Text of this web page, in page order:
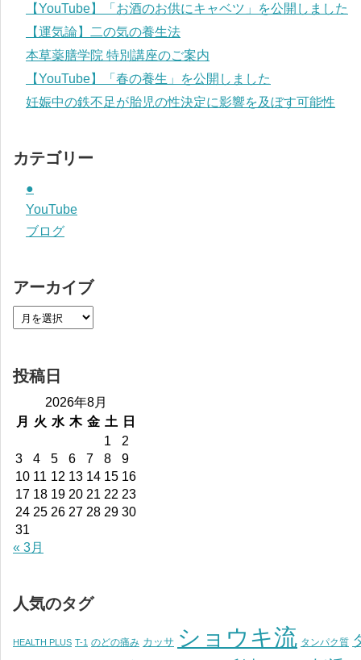
【YouTube】「お酒のお供にキャベツ」を公開しました
【運気論】二の気の養生法
本草薬膳学院 特別講座のご案内
【YouTube】「春の養生」を公開しました
妊娠中の鉄不足が胎児の性決定に影響を及ぼす可能性
カテゴリー
●
YouTube
ブログ
アーカイブ
投稿日
2026年8月
月
火 水 木 金 土
日
1
2
3
4 5 6 7 8
9
10 11 12 13 14 15 16
17 18 19 20 21 22 23
24 25 26 27 28 29 30
31
« 3月
人気のタグ
HEALTH PLUS T-1 のどの痛み カッサ ショウキ流 タンパク質